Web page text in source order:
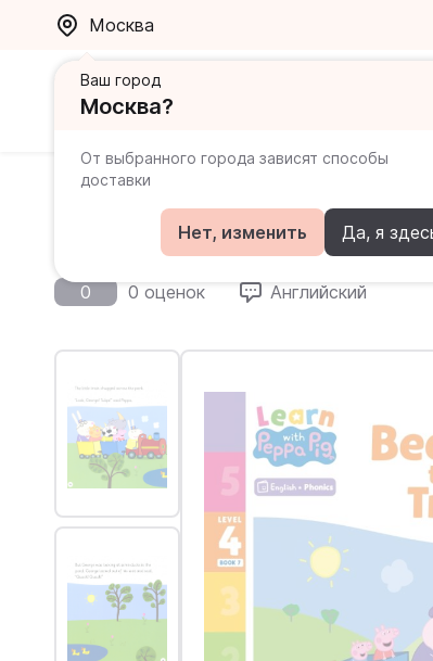
Москва
Ваш город
Москва?
От выбранного города зависят способы
доставки
Нет, изменить Да, я
Главная Каталог
Beat the Train. Level 4
0 0 оценок Английский